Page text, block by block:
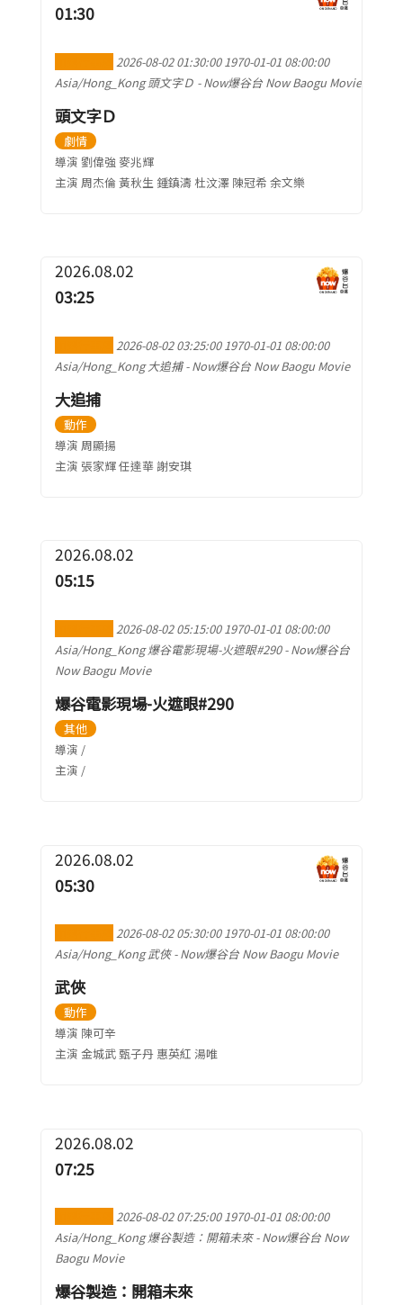
01:30
2026-08-02 01:30:00 1970-01-01 08:00:00
Asia/Hong_Kong頭文字Ｄ - Now爆谷台 Now Baogu Movie
頭文字Ｄ
劇情
導演 劉偉強 麥兆輝
主演 周杰倫 黃秋生 鍾鎮濤 杜汶澤 陳冠希 余文樂
2026.08.02
03:25
2026-08-02 03:25:00 1970-01-01 08:00:00
Asia/Hong_Kong 大追捕 - Now爆谷台 Now Baogu Movie
大追捕
動作
導演 周顯揚
主演 張家輝 任達華 謝安琪
2026.08.02
05:15
2026-08-02 05:15:00 1970-01-01 08:00:00
Asia/Hong_Kong 爆谷電影現場-火遮眼#290 - Now爆谷台
Now Baogu Movie
爆谷電影現場-火遮眼#290
其他
導演 /
主演 /
2026.08.02
05:30
2026-08-02 05:30:00 1970-01-01 08:00:00
Asia/Hong_Kong 武俠 - Now爆谷台 Now Baogu Movie
武俠
動作
導演 陳可辛
主演 金城武 甄子丹 惠英紅 湯唯
2026.08.02
07:25
2026-08-02 07:25:00 1970-01-01 08:00:00
Asia/Hong_Kong 爆谷製造：開箱未來 - Now爆谷台 Now
Baogu Movie
爆谷製造：開箱未來